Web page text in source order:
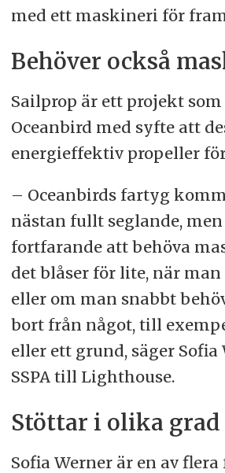
med ett maskineri för
Behöver också
Sailprop är ett projekt
Oceanbird med syfte att
energieffektiv propeller
– Oceanbirds fartyg
nästan fullt seglande,
fortfarande att behöva
det blåser för lite, när
eller om man snabbt
bort från något, till
eller ett grund, säger Sofia
SSPA till Lighthouse.
Stöttar i olika grad
Sofia Werner är en av